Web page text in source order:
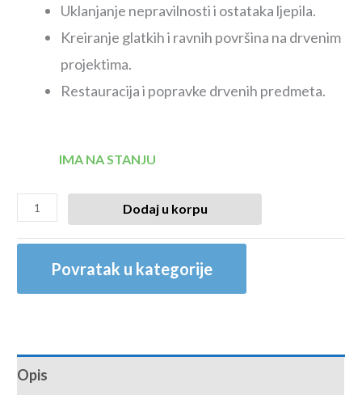
Uklanjanje nepravilnosti i ostataka ljepila.
Kreiranje glatkih i ravnih površina na drvenim
projektima.
Restauracija i popravke drvenih predmeta.
IMA NA STANJU
Dodaj u korpu
Povratak u kategorije
Opis